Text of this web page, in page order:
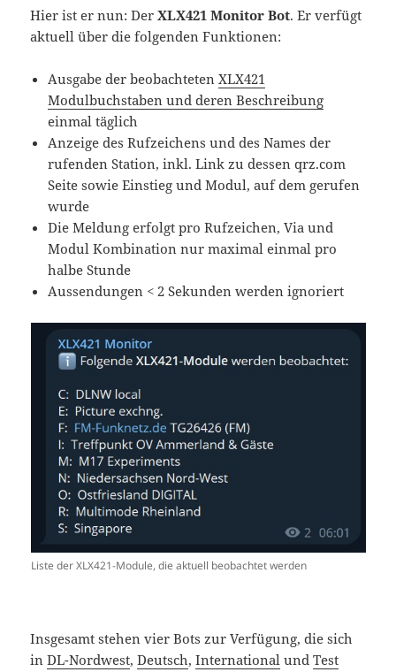
Hier ist er nun: DerXLX421 Monitor Bot. Er verfügt
aktuell über die folgenden Funktionen:
Ausgabe der beobachtetenXLX421
Modulbuchstaben und deren Beschreibung
einmal täglich
Anzeige des Rufzeichens und des Names der
rufenden Station, inkl. Link zu dessen qrz.com
Seite sowie Einstieg und Modul, auf dem gerufen
wurde
Die Meldung erfolgt pro Rufzeichen, Via und
Modul Kombination nur maximal einmal pro
halbe Stunde
Aussendungen < 2 Sekunden werden ignoriert
Liste der XLX421-Module, die aktuell beobachtet werden
Insgesamt stehen vier Bots zur Verfügung, die sich
inDL-Nordwest,Deutsch,International undTest